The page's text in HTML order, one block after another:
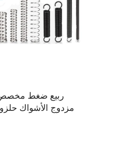
ربيع ضغط
مزدوج الأشواك